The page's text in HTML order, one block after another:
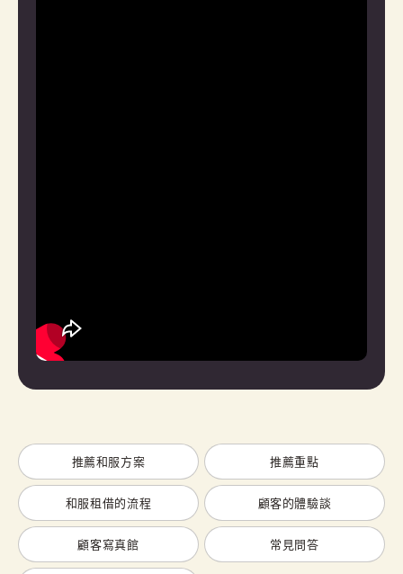
推薦和服方案 推薦重點
和服租借的流程 顧客的體驗談
顧客寫真館 常見問答